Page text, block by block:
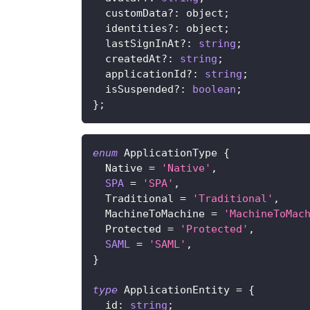
  customData
? : object ;
  identities
? : object ;
  lastSignInAt
? : string ;
  createdAt
? : string ;
  applicationId
? : string ;
  isSuspended
? : boolean ;
} ;
enum ApplicationType {
Native = 'Native' ,
SPA = 'SPA' ,
Traditional = 'Traditional' ,
MachineToMachine =
Protected = 'Protected' ,
SAML = 'SAML' ,
}
type ApplicationEntity = {
  id
: string ;